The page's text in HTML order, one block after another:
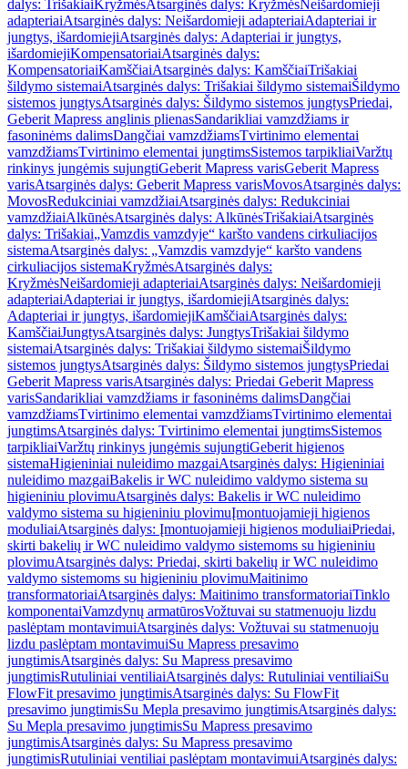
dalys: TrišakiaiKryžmėsAtsarginės dalys: KryžmėsNeišardomieji
adapteriaiAtsarginės dalys: Neišardomieji adapteriaiAdapteriai ir
jungtys, išardomiejiAtsarginės dalys: Adapteriai ir jungtys,
išardomiejiKompensatoriaiAtsarginės dalys:
KompensatoriaiKamščiaiAtsarginės dalys: KamščiaiTrišakiai
šildymo sistemaiAtsarginės dalys: Trišakiai šildymo sistemaiŠildymo
sistemos jungtysAtsarginės dalys: Šildymo sistemos jungtysPriedai,
Geberit Mapress anglinis plienasSandarikliai vamzdžiams ir
fasoninėms dalimsDangčiai vamzdžiamsTvirtinimo elementai
vamzdžiamsTvirtinimo elementai jungtimsSistemos tarpikliaiVaržtų
rinkinys jungėmis sujungtiGeberit Mapress varisGeberit Mapress
varisAtsarginės dalys: Geberit Mapress varisMovosAtsarginės dalys:
MovosRedukciniai vamzdžiaiAtsarginės dalys: Redukciniai
vamzdžiaiAlkūnėsAtsarginės dalys: AlkūnėsTrišakiaiAtsarginės
dalys: Trišakiai„Vamzdis vamzdyje“ karšto vandens cirkuliacijos
sistemaAtsarginės dalys: „Vamzdis vamzdyje“ karšto vandens
cirkuliacijos sistemaKryžmėsAtsarginės dalys:
KryžmėsNeišardomieji adapteriaiAtsarginės dalys: Neišardomieji
adapteriaiAdapteriai ir jungtys, išardomiejiAtsarginės dalys:
Adapteriai ir jungtys, išardomiejiKamščiaiAtsarginės dalys:
KamščiaiJungtysAtsarginės dalys: JungtysTrišakiai šildymo
sistemaiAtsarginės dalys: Trišakiai šildymo sistemaiŠildymo
sistemos jungtysAtsarginės dalys: Šildymo sistemos jungtysPriedai
Geberit Mapress varisAtsarginės dalys: Priedai Geberit Mapress
varisSandarikliai vamzdžiams ir fasoninėms dalimsDangčiai
vamzdžiamsTvirtinimo elementai vamzdžiamsTvirtinimo elementai
jungtimsAtsarginės dalys: Tvirtinimo elementai jungtimsSistemos
tarpikliaiVaržtų rinkinys jungėmis sujungtiGeberit higienos
sistemaHigieniniai nuleidimo mazgaiAtsarginės dalys: Higieniniai
nuleidimo mazgaiBakelis ir WC nuleidimo valdymo sistema su
higieniniu plovimuAtsarginės dalys: Bakelis ir WC nuleidimo
valdymo sistema su higieniniu plovimuĮmontuojamieji higienos
moduliaiAtsarginės dalys: Įmontuojamieji higienos moduliaiPriedai,
skirti bakelių ir WC nuleidimo valdymo sistemoms su higieniniu
plovimuAtsarginės dalys: Priedai, skirti bakelių ir WC nuleidimo
valdymo sistemoms su higieniniu plovimuMaitinimo
transformatoriaiAtsarginės dalys: Maitinimo transformatoriaiTinklo
komponentaiVamzdynų armatūrosVožtuvai su statmenuoju lizdu
paslėptam montavimuiAtsarginės dalys: Vožtuvai su statmenuoju
lizdu paslėptam montavimuiSu Mapress presavimo
jungtimisAtsarginės dalys: Su Mapress presavimo
jungtimisRutuliniai ventiliaiAtsarginės dalys: Rutuliniai ventiliaiSu
FlowFit presavimo jungtimisAtsarginės dalys: Su FlowFit
presavimo jungtimisSu Mepla presavimo jungtimisAtsarginės dalys:
Su Mepla presavimo jungtimisSu Mapress presavimo
jungtimisAtsarginės dalys: Su Mapress presavimo
jungtimisRutuliniai ventiliai paslėptam montavimuiAtsarginės dalys: